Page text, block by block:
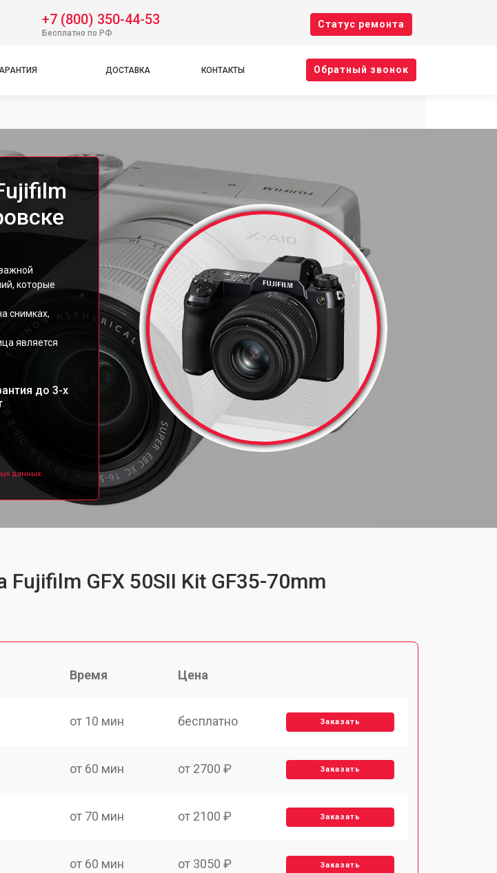
+7 (800) 350-44-53
Бесплатно по РФ
Cтатус ремонта
ДОСТАВКА КОНТАКТЫ Oбратный звонок
которые
снимках,
является
до 3-х
данных.
GFX 50SII Kit GF35-70mm
Время Цена
от 10 мин бесплатно Заказать
от 60 мин от 2700 ₽ Заказать
от 70 мин от 2100 ₽ Заказать
от 60 мин от 3050 ₽ Заказать